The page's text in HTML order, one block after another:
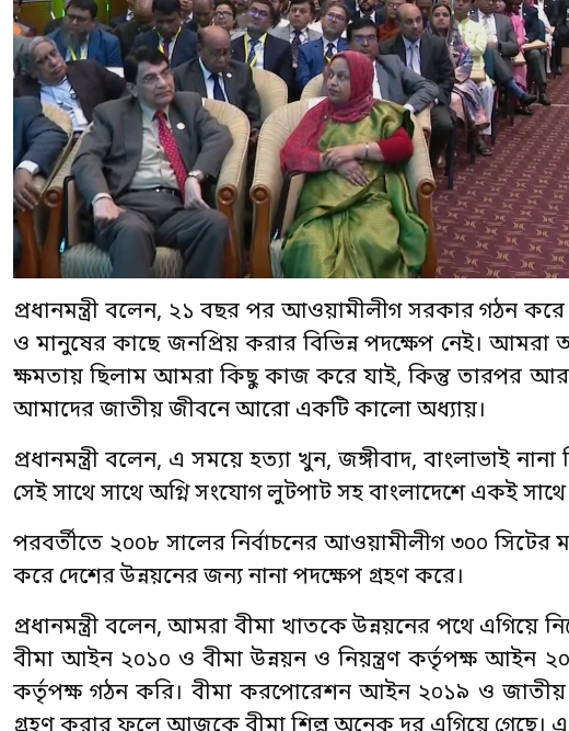
প্রধানমন্ত্রী বলেন, ২১ বছর পর আওয়ামীলীগ সরকার গঠন
ও মানুষের কাছে জনপ্রিয় করার বিভিন্ন পদক্ষেপ নেই।
ক্ষমতায় ছিলাম আমরা কিছু কাজ করে যাই, কিন্তু তারপর
আমাদের জাতীয় জীবনে আরো একটি কালো অধ্যায়।
প্রধানমন্ত্রী বলেন, এ সময়ে হত্যা খুন, জঙ্গীবাদ, বাংলাভাই
সেই সাথে সাথে অগ্নি সংযোগ লুটপাট সহ বাংলাদেশে একই
পরবর্তীতে ২০০৮ সালের নির্বাচনের আওয়ামীলীগ ৩০০
করে দেশের উন্নয়নের জন্য নানা পদক্ষেপ গ্রহণ করে।
প্রধানমন্ত্রী বলেন, আমরা বীমা খাতকে উন্নয়নের পথে
বীমা আইন ২০১০ ও বীমা উন্নয়ন ও নিয়ন্ত্রণ কর্তৃপক্ষ আইন
কর্তৃপক্ষ গঠন করি। বীমা করপোরেশন আইন ২০১৯ ও জাতীয়